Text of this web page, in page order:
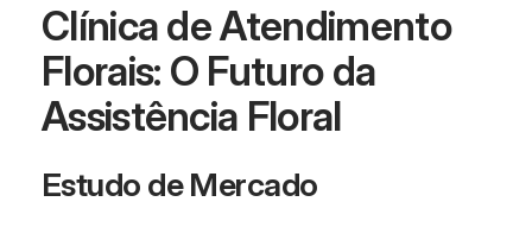
Clínica de Atendimento
Florais: O Futuro da
Assistência Floral
Estudo de Mercado